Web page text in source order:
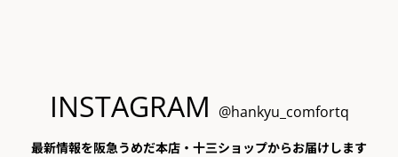
INSTAGRAM @hankyu_comfortq
最新情報を阪急うめだ本店・十三ショップからお届けします